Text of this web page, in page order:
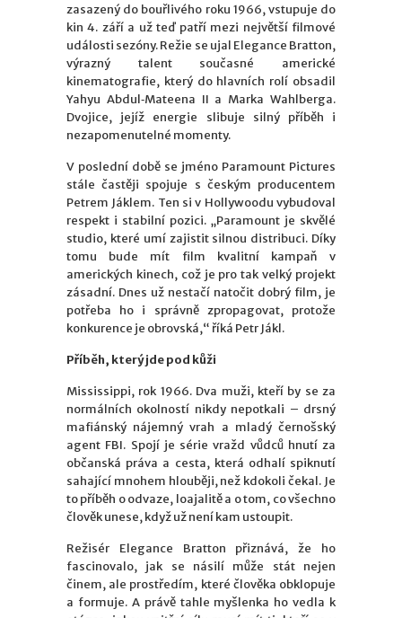
zasazený do bouřlivého roku 1966, vstupuje do
kin 4. září a už teď patří mezi největší filmové
události sezóny. Režie se ujal Elegance Bratton,
výrazný talent současné americké
kinematografie, který do hlavních rolí obsadil
Yahyu Abdul‑Mateena II a Marka Wahlberga.
Dvojice, jejíž energie slibuje silný příběh i
nezapomenutelné momenty.
V poslední době se jméno Paramount Pictures
stále častěji spojuje s českým producentem
Petrem Jáklem. Ten si v Hollywoodu vybudoval
respekt i stabilní pozici. „Paramount je skvělé
studio, které umí zajistit silnou distribuci. Díky
tomu bude mít film kvalitní kampaň v
amerických kinech, což je pro tak velký projekt
zásadní. Dnes už nestačí natočit dobrý film, je
potřeba ho i správně zpropagovat, protože
konkurence je obrovská,“ říká Petr Jákl.
Příběh, který jde pod kůži
Mississippi, rok 1966. Dva muži, kteří by se za
normálních okolností nikdy nepotkali – drsný
mafiánský nájemný vrah a mladý černošský
agent FBI. Spojí je série vražd vůdců hnutí za
občanská práva a cesta, která odhalí spiknutí
sahající mnohem hlouběji, než kdokoli čekal. Je
to příběh o odvaze, loajalitě a o tom, co všechno
člověk unese, když už není kam ustoupit.
Režisér Elegance Bratton přiznává, že ho
fascinovalo, jak se násilí může stát nejen
činem, ale prostředím, které člověka obklopuje
a formuje. A právě tahle myšlenka ho vedla k